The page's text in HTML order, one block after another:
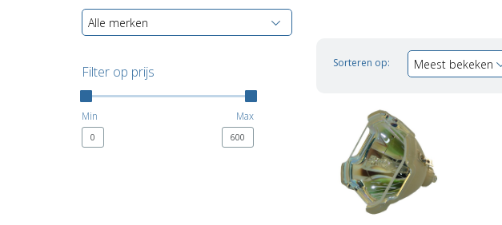
Alle merken
Filter op prijs
Min Max
0 600
Sorteren op: Meest bekeken